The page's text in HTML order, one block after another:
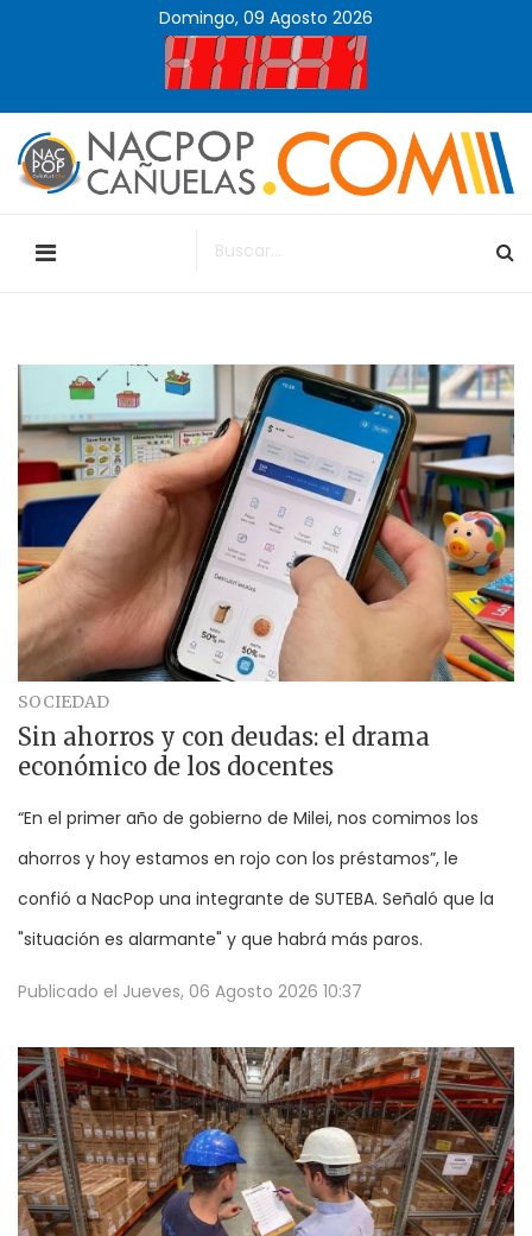
Domingo, 09 Agosto 2026
SOCIEDAD
Sin ahorros y con deudas: el drama
económico de los docentes
“En el primer año de gobierno de Milei, nos comimos los
ahorros y hoy estamos en rojo con los préstamos”, le
confió a NacPop una integrante de SUTEBA. Señaló que la
"situación es alarmante" y que habrá más paros.
Publicado el Jueves, 06 Agosto 2026 10:37